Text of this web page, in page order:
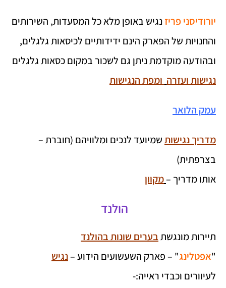
יורודיסני פריזנגיש באופן מלא כל המסעדות, השירותים
והחנויות של הפארק הינם ידידותיים לכיסאות גלגלים,
ובהודעה מוקדמת ניתן גם לשכור במקום כסאות גלגלים
נגישות ועזרה ומפת הנגישות
עמק הלואר
מדריך נגישותשמיועד לנכים ומלוויהם (חוברת –
בצרפתית)
אותו מדריך –מקוון
הולנד
תיירות מונגשתבערים שונות בהולנד
"אפטלינג" – פארק השעשועים הידוע –נגיש
לעיוורים וכבדי ראייה:-